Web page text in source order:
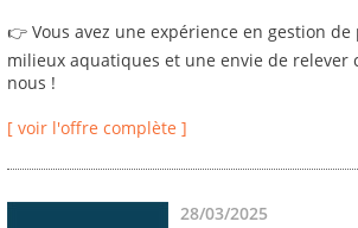
👉 Vous avez une expérience en gestion
milieux aquatiques et une envie de relever
nous !
[ voir l'offre complète ]
28/03/2025